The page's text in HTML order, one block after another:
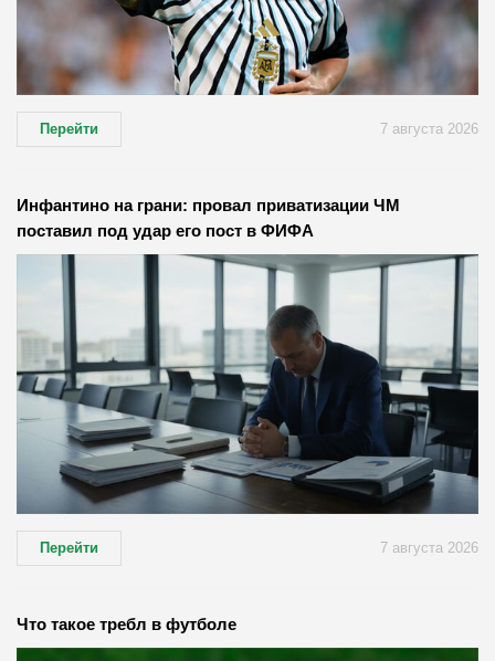
Перейти 7 августа 2026
Инфантино на грани: провал приватизации ЧМ
поставил под удар его пост в ФИФА
Перейти 7 августа 2026
Что такое требл в футболе